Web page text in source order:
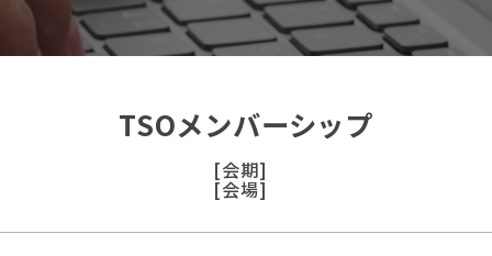
TSOメンバーシップ
[会期]
[会場]